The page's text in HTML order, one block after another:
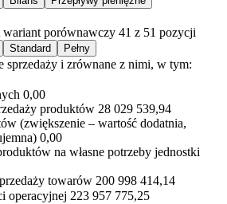
wariant porównawczy 41 z 51 pozycji
Standard Pełny
sprzedaży i zrównane z nimi, w tym:
0,00
produktów 28 029 539,94
(zwiększenie – wartość dodatnia,
0,00
na własne potrzeby jednostki
towarów 200 998 414,14
operacyjnej 223 957 775,25